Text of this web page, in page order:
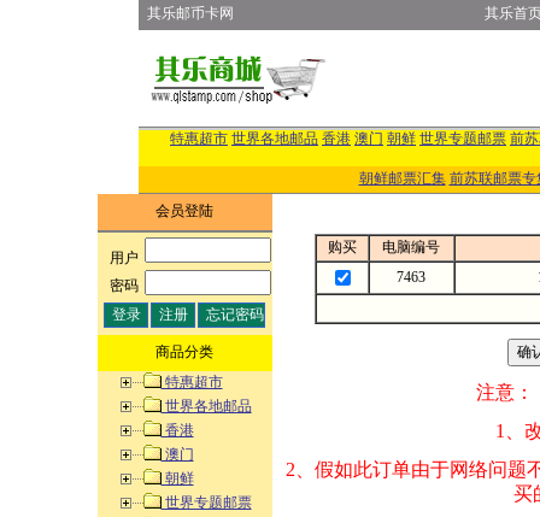
其乐邮币卡网 其乐首
特惠超市 世界各地邮品 香港 澳门 朝鲜 世界专题邮票 前
朝鲜邮票汇集 前苏联邮票专
会员登陆
用户:
密码:
商品分类
特惠超市
世界各地邮品
香港
澳门
朝鲜
世界专题邮票
购买
电脑编号
7463
注意：
1、改变商品数量
2、假如此订单由
买的邮品的“